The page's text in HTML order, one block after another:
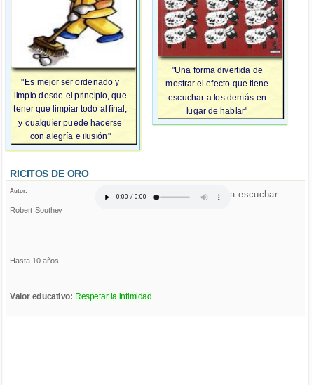
"Es mejor ser ordenado y
limpio desde el principio, que
tener que limpiar todo al final,
y cualquier puede hacerse
con alegría e ilusión"
"Una forma divertida de
mostrar el efecto que tiene
escuchar a los demás en
lugar de hablar"
RICITOS DE ORO
Click para escuchar
Autor:
Robert Southey
Hasta 10 años
Valor educativo: Respetar la intimidad